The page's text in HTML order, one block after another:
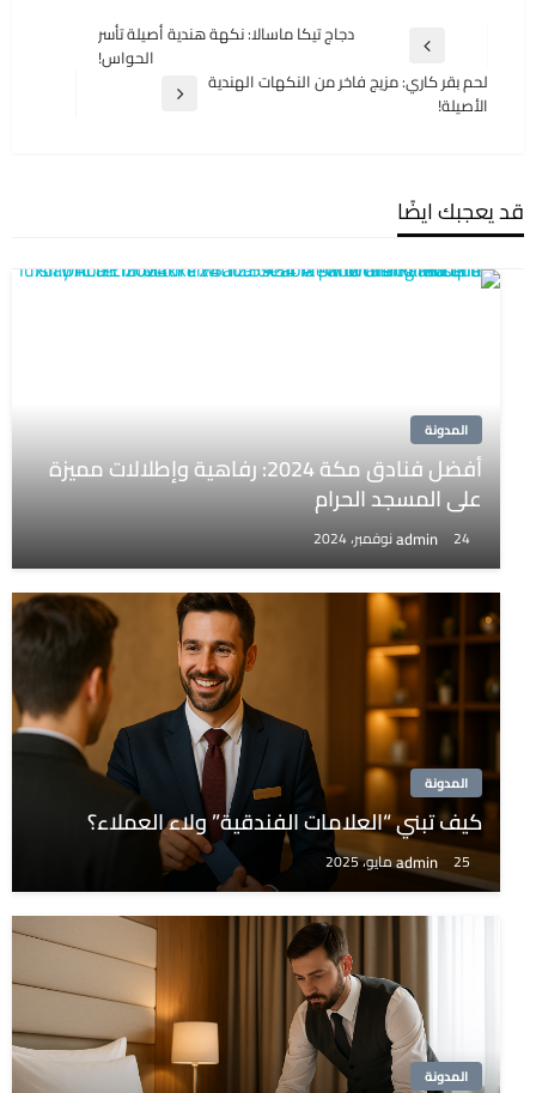
المقالات
المقالة
السابقة
دجاج تيكا ماسالا: نكهة هندية أصيلة تأسر
الحواس!
المقالة
لحم بقر كاري: مزيج فاخر من النكهات الهندية
الأصيلة!
قد يعجبك ايضًا
المدونة
أفضل فنادق مكة 2024: رفاهية وإطلالات مميزة
على المسجد الحرام
admin 24 نوفمبر، 2024
المدونة
كيف تبني “العلامات الفندقية” ولاء العملاء؟
admin 25 مايو، 2025
المدونة